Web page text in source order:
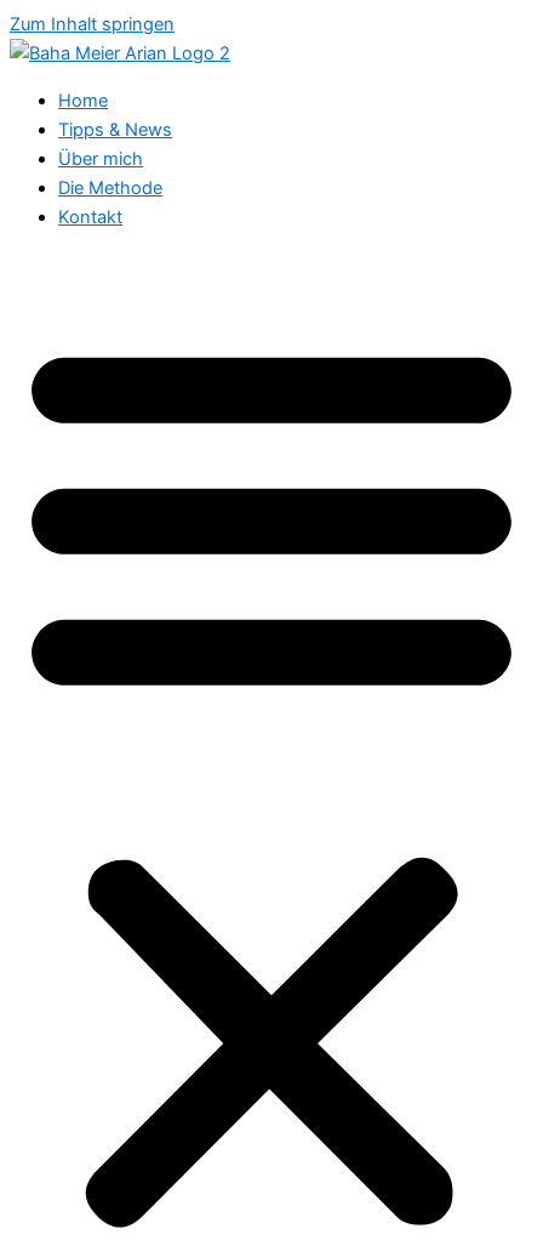
Zum Inhalt springen
Home
Tipps & News
Über mich
Die Methode
Kontakt